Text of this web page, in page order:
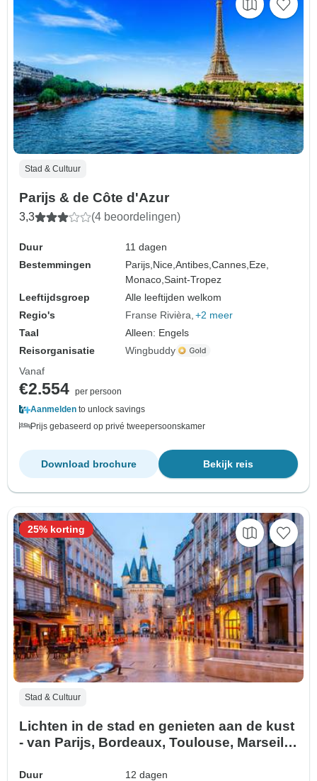
Stad & Cultuur
Parijs & de Côte d'Azur
3,3 (4 beoordelingen)
Duur
11 dagen
Bestemmingen
Parijs, Nice,Antibes,Cannes, Eze,
Monaco,Saint-Tropez
Leeftijdsgroep
Alle leeftijden welkom
Regio's
Franse Rivièra +2 meer
Taal
Alleen: Engels
Reisorganisatie
Wingbuddy
Vanaf
€2.554 per persoon
Aanmelden to unlock savings
Prijs gebaseerd op privé tweepersoonskamer
Bekijk reis
Download brochure
Stad & Cultuur
Lichten in de stad en genieten aan de kust
- van Parijs, Bordeaux, Toulouse, Marseille
Duur
12 dagen
25% korting